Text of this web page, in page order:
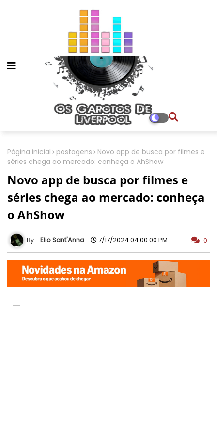
Página inicial postagens
Novo app de busca por filmes e
séries chega ao mercado: conheça o AhShow
Novo app de busca por filmes e
séries chega ao mercado: conheça
o AhShow
Elio Sant'Anna 7/17/2024 04:00:00 PM 0